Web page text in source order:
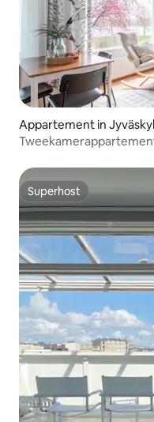
Appartement in
Superhost
Superhost